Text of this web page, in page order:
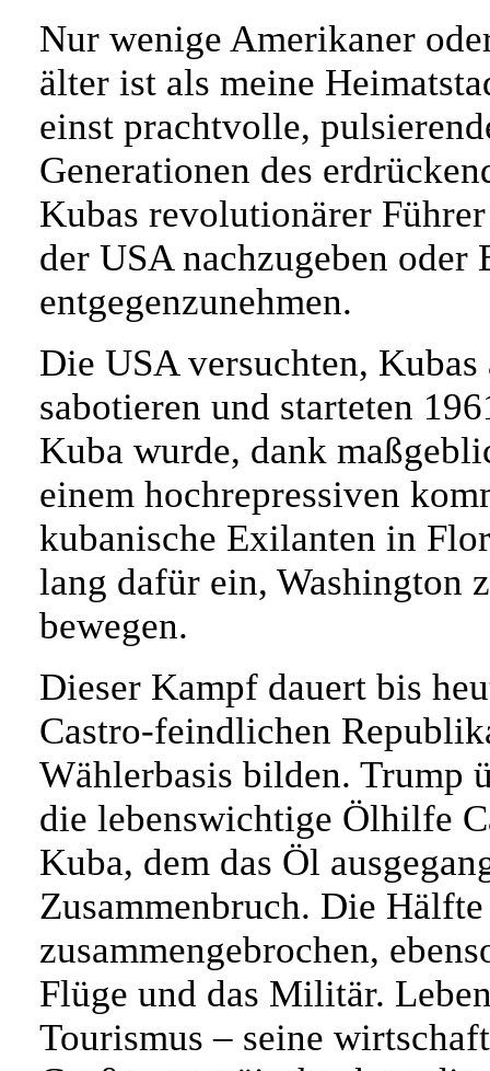
Nur wenige Amerikaner
älter ist als meine
einst prachtvolle,
Generationen des
Kubas revolutionärer
der USA nachzugeben oder
entgegenzunehmen.
Die USA versuchten,
sabotieren und starteten
Kuba wurde, dank
einem hochrepressiven
kubanische Exilanten in
lang dafür ein, Washington
bewegen.
Dieser Kampf dauert bis
Castro-feindlichen
Wählerbasis bilden. Trump
die lebenswichtige Ölhilfe
Kuba, dem das Öl
Zusammenbruch. Die
zusammengebrochen,
Flüge und das Militär.
Tourismus – seine